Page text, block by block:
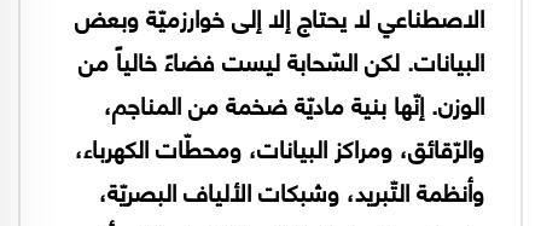
الاصطناعي لا يحتاج إلا إلى خوارزميّة وبعض
البيانات. لكن السّحابة ليست فضاءً خالياً من
الوزن. إنّها بنية ماديّة ضخمة من المناجم،
والرّقائق، ومراكز البيانات، ومحطّات الكهرباء،
وأنظمة التّبريد، وشبكات الألياف البصريّة،